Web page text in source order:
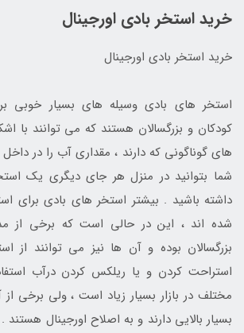
خرید استخر بادی اورجینال
خرید استخر بادی اورجینال
استخر های بادی وسیله های بسیار خوبی
کودکان و بزرگسالان هستند که می توانند با
های گوناگونی که دارند ، مقداری آب را در
شما بتوانید در منزل هر جای دیگری یک
داشته باشید . بیشتر استخر های بادی برای
شده اند ، این در حالی است که برخی از
بزرگسالان بوده و آن ها نیز می توانند از
استراحت کردن و یا ریلکس کردن درآب
مختلف در بازار بسیار زیاد است ، ولی برخی
بسیار بالایی دارند و به اصلاح اورجینال هستند